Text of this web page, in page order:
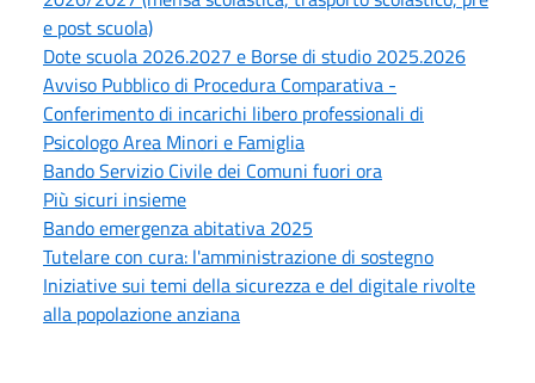
e post scuola)
Dote scuola 2026.2027 e Borse di studio 2025.2026
Avviso Pubblico di Procedura Comparativa -
Conferimento di incarichi libero professionali di
Psicologo Area Minori e Famiglia
Bando Servizio Civile dei Comuni fuori ora
Più sicuri insieme
Bando emergenza abitativa 2025
Tutelare con cura: l'amministrazione di sostegno
Iniziative sui temi della sicurezza e del digitale rivolte
alla popolazione anziana